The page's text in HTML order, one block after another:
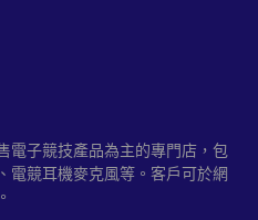
電子競技產品為主的專門店，包
電競耳機麥克風等。客戶可於網